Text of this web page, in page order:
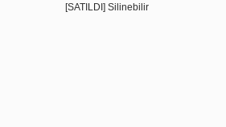
[SATILDI] Silinebilir